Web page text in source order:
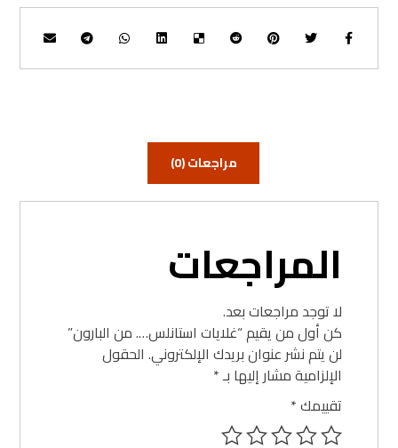
مراجعات (0)
المراجعات
لا توجد مراجعات بعد.
كن أول من يقيم “غلايات استانلس…. من البارون”
لن يتم نشر عنوان بريدك الإلكتروني. الحقول
الإلزامية مشار إليها بـ*
تقييمك*